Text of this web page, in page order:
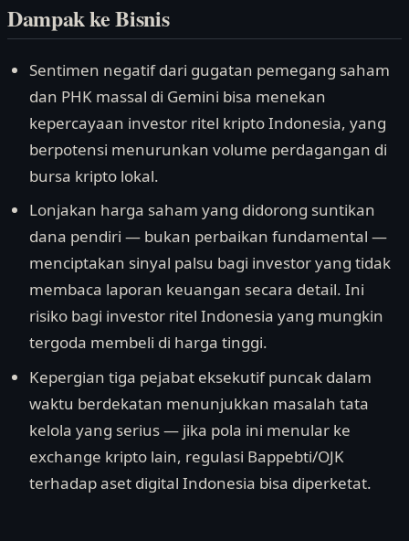
Dampak ke Bisnis
Sentimen negatif dari gugatan pemegang saham
dan PHK massal di Gemini bisa menekan
kepercayaan investor ritel kripto Indonesia, yang
berpotensi menurunkan volume perdagangan di
bursa kripto lokal.
Lonjakan harga saham yang didorong suntikan
dana pendiri — bukan perbaikan fundamental —
menciptakan sinyal palsu bagi investor yang tidak
membaca laporan keuangan secara detail. Ini
risiko bagi investor ritel Indonesia yang mungkin
tergoda membeli di harga tinggi.
Kepergian tiga pejabat eksekutif puncak dalam
waktu berdekatan menunjukkan masalah tata
kelola yang serius — jika pola ini menular ke
exchange kripto lain, regulasi Bappebti/OJK
terhadap aset digital Indonesia bisa diperketat.